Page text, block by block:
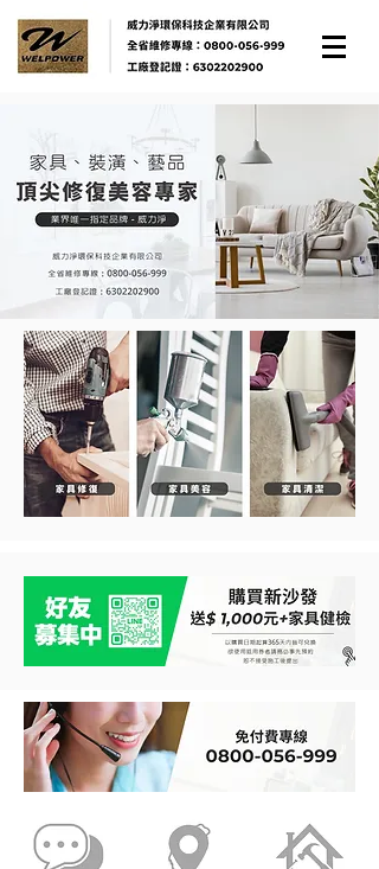
家具維修
家具清潔
家具美容
家具翻新
家具
威力淨